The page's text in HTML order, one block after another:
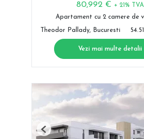
80,992 € + 21% TVA
Apartament cu 2 camere de
Theodor Pallady, Bucuresti
Vezi mai multe detalii
Previous